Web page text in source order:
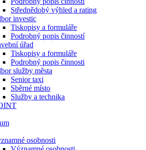
Střednědobý výhled a rating
investic
Tiskopisy a formuláře
Podrobný popis činností
úřad
Tiskopisy a formuláře
Podrobný popis činnosti
služby města
Senior taxi
Sběrné místo
Služby a technika
osobnosti